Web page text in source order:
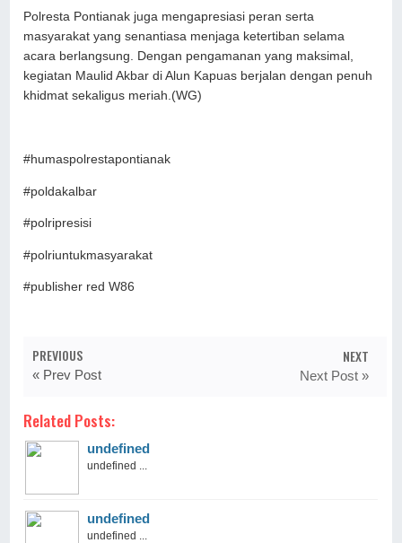
Polresta Pontianak juga mengapresiasi peran serta
masyarakat yang senantiasa menjaga ketertiban selama
acara berlangsung. Dengan pengamanan yang maksimal,
kegiatan Maulid Akbar di Alun Kapuas berjalan dengan penuh
khidmat sekaligus meriah.(WG)
#humaspolrestapontianak
#poldakalbar
#polripresisi
#polriuntukmasyarakat
#publisher red W86
PREVIOUS
« Prev Post
NEXT
Next Post »
Related Posts:
undefined
undefined ...
undefined
undefined ...